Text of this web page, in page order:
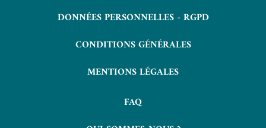
DONNÉES PERSONNELLES - RGPD
CONDITIONS GÉNÉRALES
MENTIONS LÉGALES
FAQ